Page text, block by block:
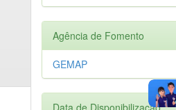
Agência de Fomento
GEMAP
Data de Disponibilização